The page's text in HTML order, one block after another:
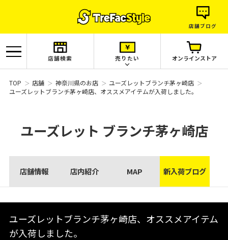
店舗ブログ
店舗検索 売りたい オンラインストア
TOP 店舗 神奈川県のお店
ユーズレットブランチ茅ヶ崎店
ユーズレットブランチ茅ヶ崎店、オススメアイテムが入荷しました。
ユーズレット ブランチ茅ヶ崎店
店舗情報 店内紹介 MAP 新入荷ブログ
ユーズレットブランチ茅ヶ崎店、オススメアイテム
が入荷しました。